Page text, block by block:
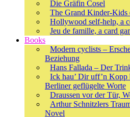
Die Gräfin Cosel
The Grand Kinder-Kids
Hollywood self-help, a
Jeu de famille, a card
Books
Modern cyclists –
Beziehung
Hans Fallada – Der
Ick hau’ Dir uff’n Kopp
Berliner geflügelte Worte
Draussen vor der Tür,
Arthur Schnitzlers
Novel